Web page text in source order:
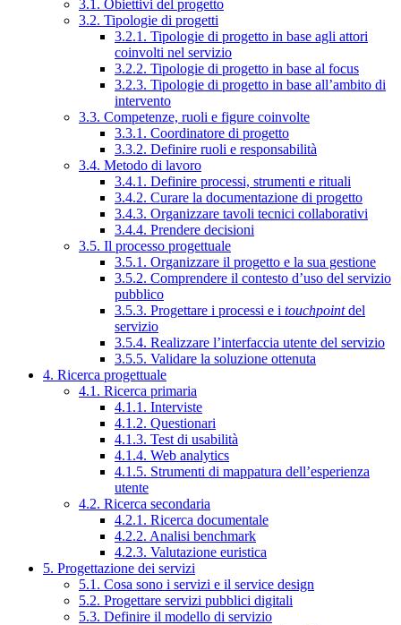
3.1. Obiettivi del progetto
3.2. Tipologie di progetti
3.2.1. Tipologie di progetto in base agli attori
coinvolti nel servizio
3.2.2. Tipologie di progetto in base al focus
3.2.3. Tipologie di progetto in base all’ambito di
intervento
3.3. Competenze, ruoli e figure coinvolte
3.3.1. Coordinatore di progetto
3.3.2. Definire ruoli e responsabilità
3.4. Metodo di lavoro
3.4.1. Definire processi, strumenti e rituali
3.4.2. Curare la documentazione di progetto
3.4.3. Organizzare tavoli tecnici collaborativi
3.4.4. Prendere decisioni
3.5. Il processo progettuale
3.5.1. Organizzare il progetto e la sua gestione
3.5.2. Comprendere il contesto d’uso del servizio
pubblico
3.5.3. Progettare i processi e i touchpointdel
servizio
3.5.4. Realizzare l’interfaccia utente del servizio
3.5.5. Validare la soluzione ottenuta
4. Ricerca progettuale
4.1. Ricerca primaria
4.1.1. Interviste
4.1.2. Questionari
4.1.3. Test di usabilità
4.1.4. Web analytics
4.1.5. Strumenti di mappatura dell’esperienza
utente
4.2. Ricerca secondaria
4.2.1. Ricerca documentale
4.2.2. Analisi benchmark
4.2.3. Valutazione euristica
5. Progettazione dei servizi
5.1. Cosa sono i servizi e il service design
5.2. Progettare servizi pubblici digitali
5.3. Definire il modello di servizio